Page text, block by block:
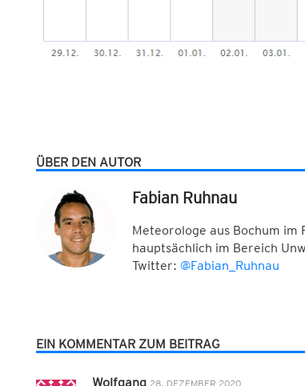
ÜBER DEN AUTOR
Fabian Ruhnau
Meteorologe aus Bochum
hauptsächlich im Bereich
Twitter: @Fabian_Ruhnau
EIN KOMMENTAR ZUM BEITRAG
Wolfgang 28. DEZEMBER 2020